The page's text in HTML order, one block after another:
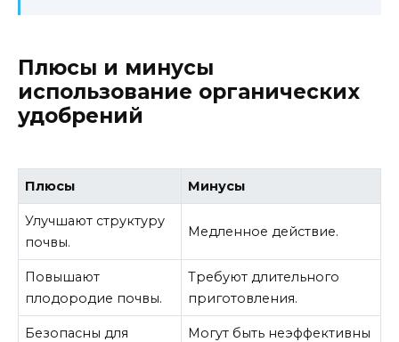
Плюсы и минусы
использование органических
удобрений
Плюсы Минусы
Улучшают структуру
почвы.
Медленное действие.
Повышают
плодородие почвы.
Требуют длительного
приготовления.
Безопасны для
Могут быть неэффективны